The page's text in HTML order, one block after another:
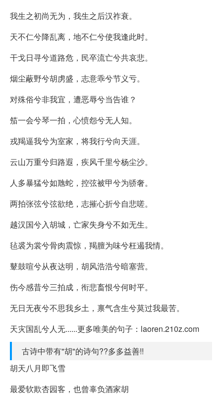
我生之初尚无为，我生之后汉祚衰。
天不仁兮降乱离，地不仁兮使我逢此时。
干戈日寻兮道路危，民卒流亡兮共哀悲。
烟尘蔽野兮胡虏盛，志意乖兮节义亏。
对殊俗兮非我宜，遭恶辱兮当告谁？
笳一会兮琴一拍，心愤怨兮无人知。
戎羯逼我兮为室家，将我行兮向天涯。
云山万重兮归路遐，疾风千里兮杨尘沙。
人多暴猛兮如虺蛇，控弦被甲兮为骄奢。
两拍张弦兮弦欲绝，志摧心折兮自悲嗟。
越汉国兮入胡城，亡家失身兮不如无生。
毡裘为裳兮骨肉震惊，羯膻为味兮枉遏我情。
鼙鼓喧兮从夜达明，胡风浩浩兮暗塞营。
伤今感昔兮三拍成，衔悲畜恨兮何时平。
无日无夜兮不思我乡土，禀气含生兮莫过我最苦。
天灾国乱兮人无......更多唯美的句子：laoren.210z.com
古诗中带有"胡"的诗句??多多益善!!
胡天八月即飞雪
最爱软欺杏园客，也曾辜负酒家胡